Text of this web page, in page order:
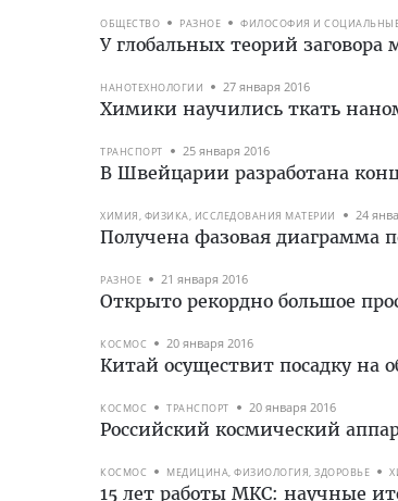
ОБЩЕСТВО РАЗНОЕ ФИЛОСОФИЯ И
У глобальных теорий заговора
НАНОТЕХНОЛОГИИ 27 января 2016
Химики научились ткать
ТРАНСПОРТ 25 января 2016
В Швейцарии разработана
ХИМИЯ, ФИЗИКА, ИССЛЕДОВАНИЯ МАТЕРИИ 24
Получена фазовая диаграмма
РАЗНОЕ 21 января 2016
Открыто рекордно большое
КОСМОС 20 января 2016
Китай осуществит посадку на
КОСМОС ТРАНСПОРТ 20 января 2016
Российский космический
КОСМОС МЕДИЦИНА, ФИЗИОЛОГИЯ, ЗДОРОВЬЕ
15 лет работы МКС: научные